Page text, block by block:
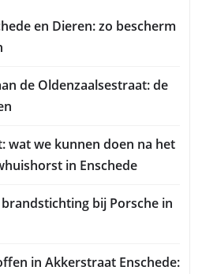
en Dieren: zo bescherm
de Oldenzaalsestraat: de
wat we kunnen doen na het
in Enschede
bij Porsche in
in Akkerstraat Enschede: